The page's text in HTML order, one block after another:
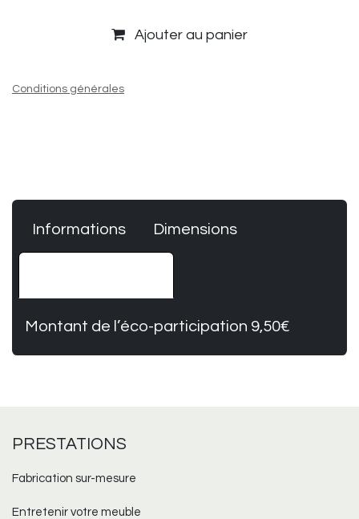
Ajouter au panier
Conditions générales
Informations Dimensions
Montant de l’éco-participation 9,50€
PRESTATIONS
Fabrication sur-mesure​
Entretenir votre meuble